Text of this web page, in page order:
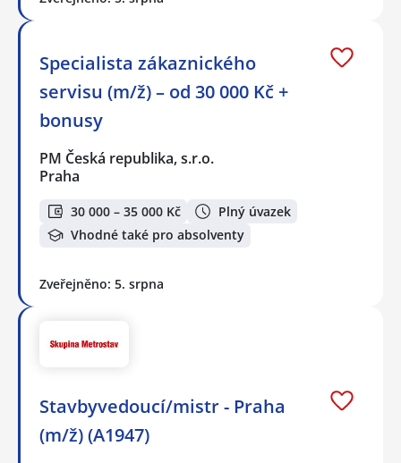
Specialista zákaznického
servisu (m/ž) – od 30 000 Kč +
bonusy
PM Česká republika, s.r.o.
Praha
30 000 – 35 000 Kč
Plný úvazek
Vhodné také pro absolventy
Zveřejněno: 5. srpna
Stavbyvedoucí/mistr - Praha
(m/ž) (A1947)